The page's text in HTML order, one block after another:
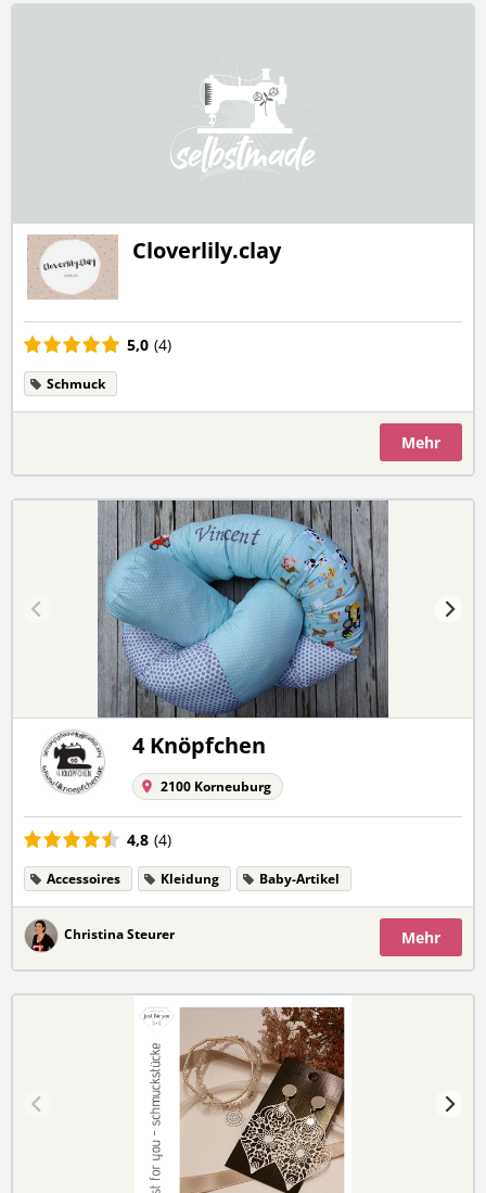
Cloverlily.clay
5,0 (4)
Schmuck
Mehr
4 Knöpfchen
2100 Korneuburg
4,8 (4)
Accessoires Kleidung Baby-Artikel
Christina Steurer Mehr